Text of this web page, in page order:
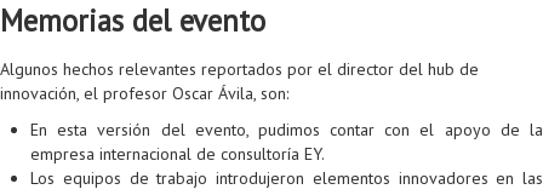
Memorias del evento
Algunos hechos relevantes reportados por el director del hub de
innovación, el profesor Oscar Ávila, son:
En esta versión del evento, pudimos contar con el apoyo de la
empresa internacional de consultoría EY.
Los equipos de trabajo introdujeron elementos innovadores en las
Doble titulación
Examen Saber Pro
Intercambios académicos
Práctica académica
Intercambio Is-Link
Grado
Maestría en Seguridad de la Información (MESI)
Maestría en Ingeniería de Información (MINE)
Maestría en Ingeniería de Sistemas y Computación (MISIS)
Maestría en Ingeniería de Software (MISO)
Personal de apoyo
Personal de laboratorios
Laboratorio de Ingeniería de Información - Códice
Laboratorios de Propósito General
Laboratorios de Seguridad de la Información
Sala de Video Juegos